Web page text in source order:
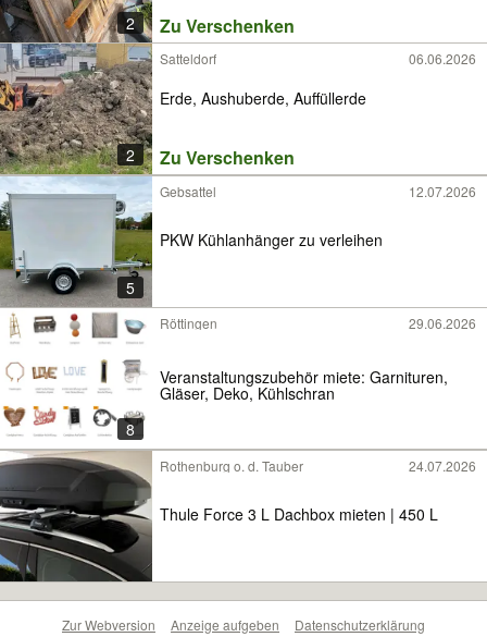
2 Zu Verschenken
2
Satteldorf 06.06.2026
Erde, Aushuberde, Auffüllerde
Zu Verschenken
5
Gebsattel 12.07.2026
PKW Kühlanhänger zu verleihen
8
Röttingen 29.06.2026
Veranstaltungszubehör miete: Garnituren,
Gläser, Deko, Kühlschran
Rothenburg o. d. Tauber 24.07.2026
Thule Force 3 L Dachbox mieten | 450 L
Zur Webversion Anzeige aufgeben Datenschutzerklärung